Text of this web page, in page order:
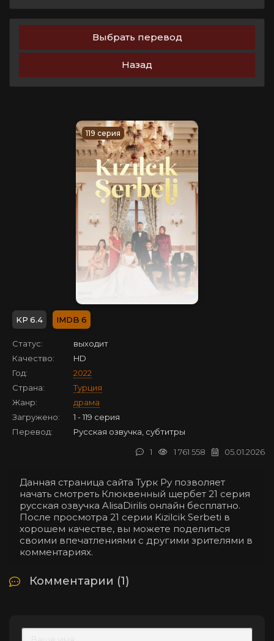
Выбрать перевод
Назад
119 серия
6.4 6
Статус:
выходит
Качество:
HD
Год:
2022
Страна:
Турция
Жанр:
драма
Загружено:
1 - 119 серия
Перевод:
Русская озвучка, субтитры
05.01.2026
1 761 558
1
Данная страница сайта Турк Ру позволяет
начать смотреть Клюквенный щербет 21 серия
русская озвучка AlisaDirilis онлайн бесплатно.
После просмотра 21 серии Kizilcik Serbeti в
хорошем качестве, вы можете поделиться
своими впечатлениями с другими зрителями в
комментариях.
Комментарии (1)